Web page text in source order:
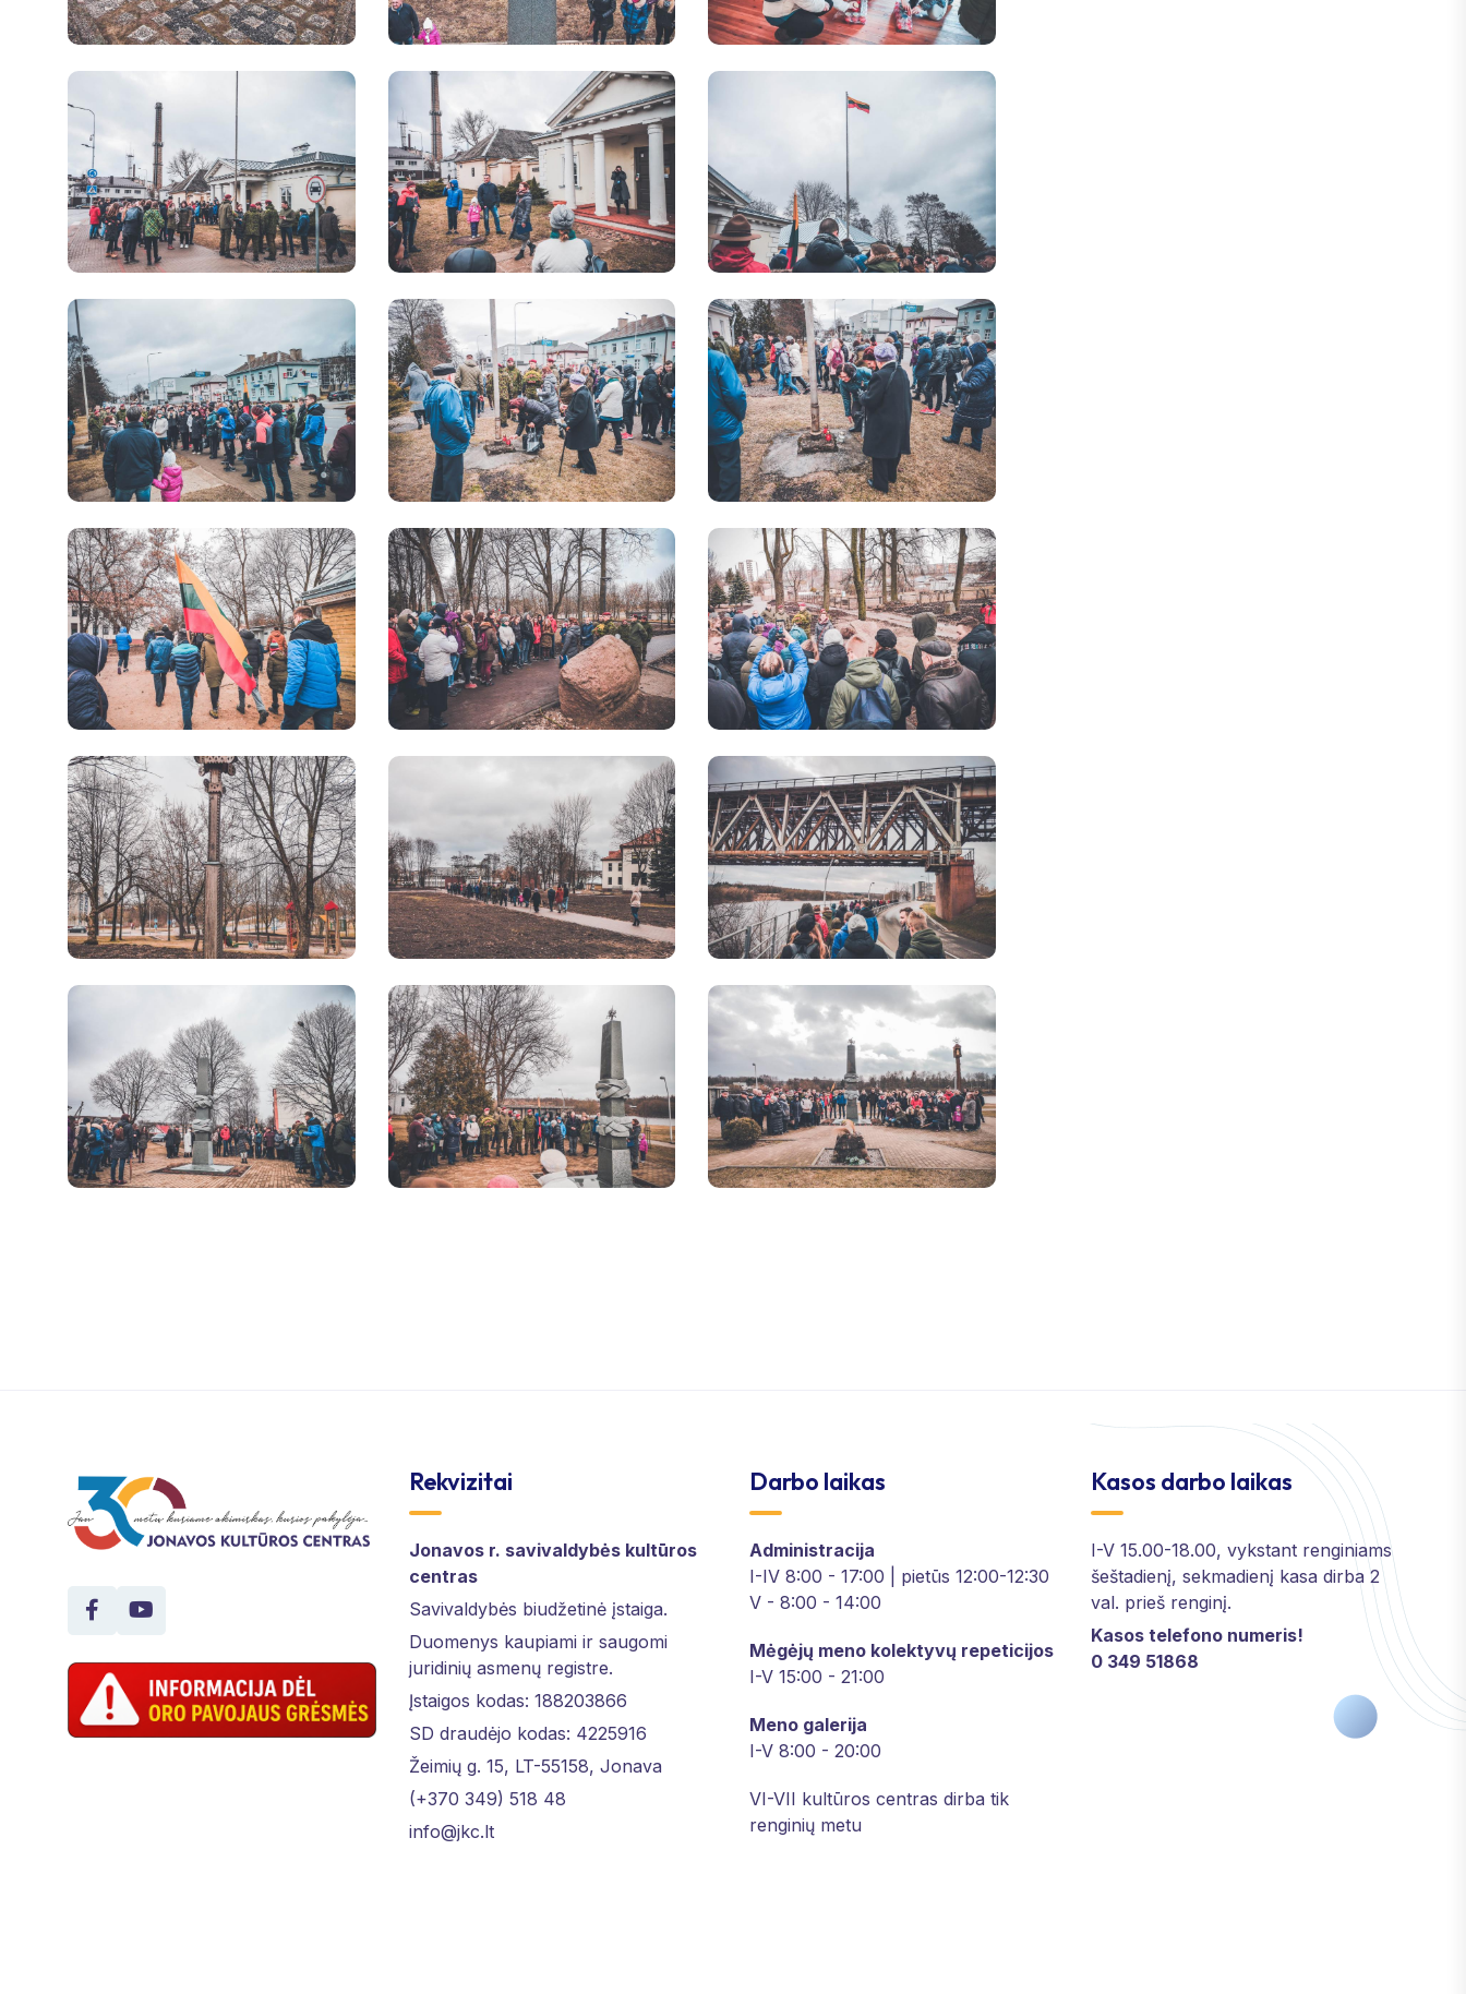
Rekvizitai
Jonavos r. savivaldybės kultūros
centras
Savivaldybės biudžetinė įstaiga.
Duomenys kaupiami ir saugomi
juridinių asmenų registre.
Įstaigos kodas: 188203866
SD draudėjo kodas: 4225916
Žeimių g. 15, LT-55158, Jonava
(+370 349) 518 48
info@jkc.lt
Darbo laikas
Administracija
I-IV 8:00 - 17:00 | pietūs 12:00-12:30
V - 8:00 - 14:00
Mėgėjų meno kolektyvų repeticijos
I-V 15:00 - 21:00
Meno galerija
I-V 8:00 - 20:00
VI-VII kultūros centras dirba tik
renginių metu
Kasos darbo laikas
I-V 15.00-18.00, vykstant renginiams
šeštadienį, sekmadienį kasa dirba 2
val. prieš renginį.
Kasos telefono numeris!
0 349 51868